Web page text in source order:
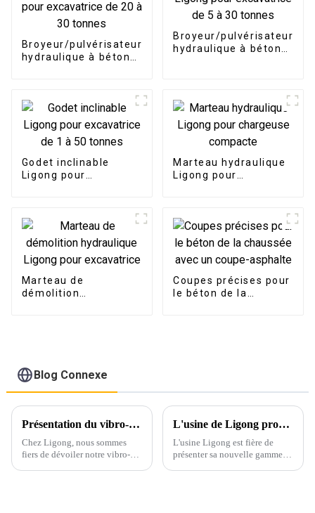
Broyeur/pulvérisateur
hydraulique à béton
Broyeur/pulvérisateur
hydraulique à béton
Godet inclinable
Ligong pour
Marteau hydraulique
Ligong pour
Marteau de
démolition
Coupes précises pour
le béton de la
Blog Connexe
Présentation du vibro-pieux à pince latérale de Ligong : la solution ultime pour un enfoncement efficace des pieux
Chez Ligong, nous sommes
fiers de dévoiler notre vibro-
L'usine de Ligong propose des râteaux d'excavatrice de qualité supérieure avec personnalisation et assurance de haute qualité
L'usine Ligong est fière de
présenter sa nouvelle gamme